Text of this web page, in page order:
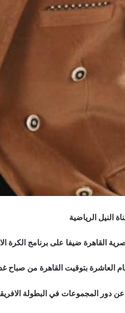
النيل الرياضية
القاهرة ضيفا على برنامج الكرة
العاشرة بتوقيت القاهرة من صباح
دور المجموعات في البطولة